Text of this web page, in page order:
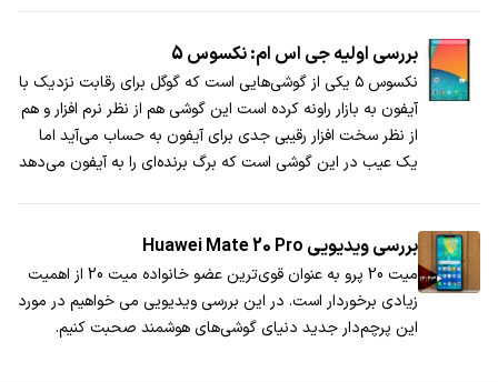
بررسی اولیه جی اس ام: نکسوس 5
نکسوس ۵ یکی از گوشی‌هایی است که گوگل برای رقابت نزدیک با
آیفون به بازار راونه کرده است این گوشی هم از نظر نرم افزار و هم
از نظر سخت افزار رقیبی جدی برای آیفون به حساب می‌آید اما
یک عیب در این گوشی است که برگ برنده‌ای را به آیفون می‌دهد
بررسی ویدیویی Huawei Mate 20 Pro
میت 20 پرو به عنوان قوی‌ترین عضو خانواده میت 20 از اهمیت
زیادی برخوردار است. در این بررسی ویدیویی می خواهیم در مورد
این پرچم‌دار جدید دنیای گوشی‌های هوشمند صحبت کنیم.